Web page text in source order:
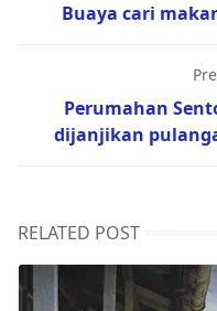
Buaya cari
Perumahan
dijanjikan
RELATED POST